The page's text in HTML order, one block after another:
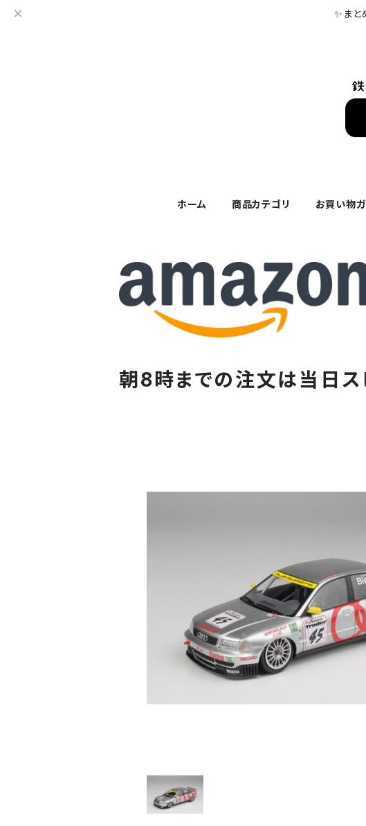
✨ま
ホーム 商品カテゴリ お買い物
朝8時までの注文は当日ス